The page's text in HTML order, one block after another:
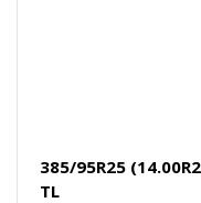
385/95R25
TL